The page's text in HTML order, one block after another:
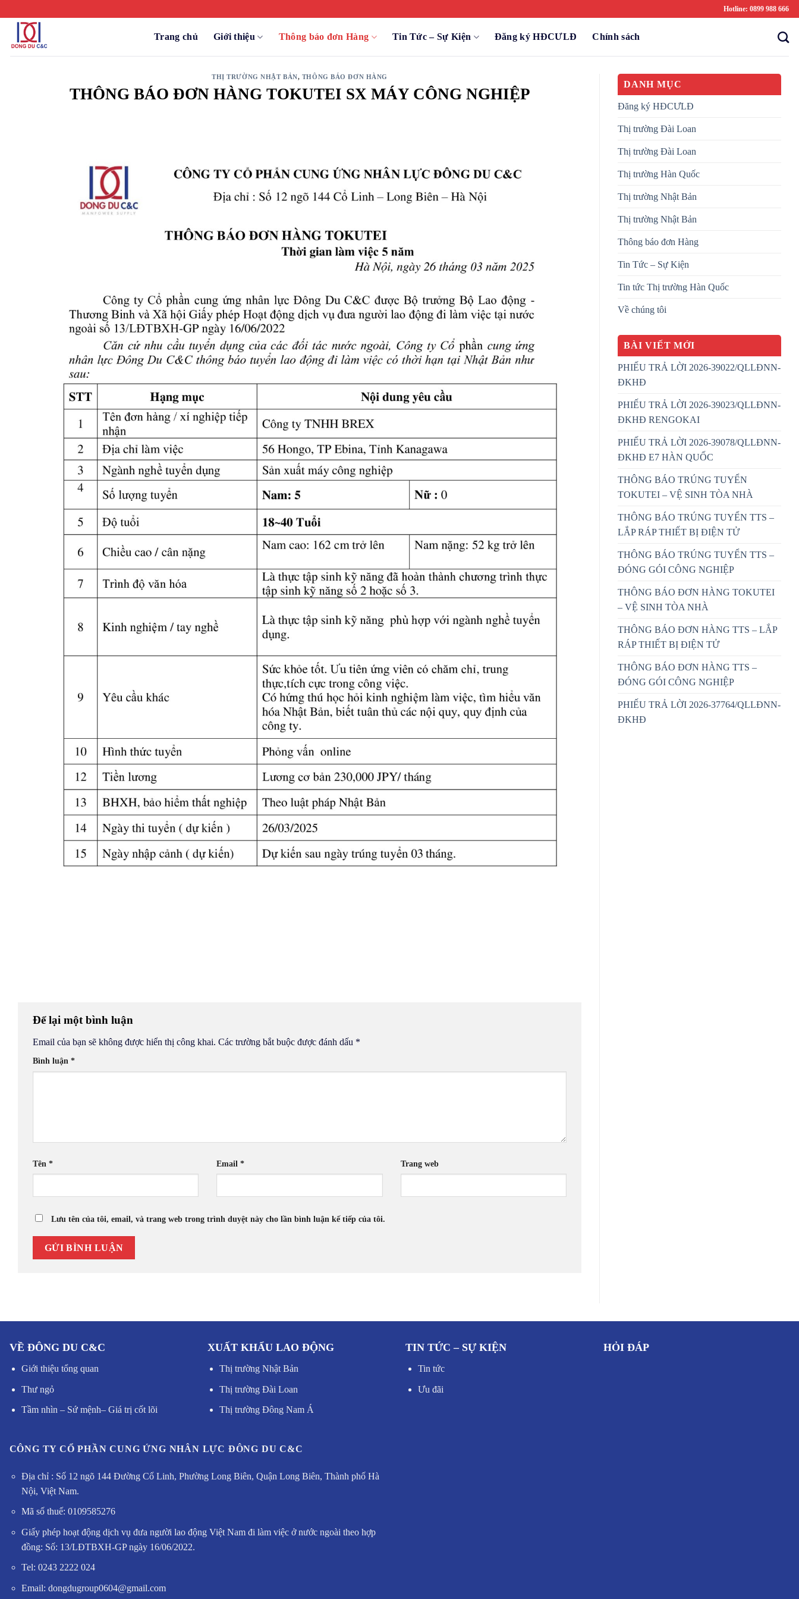
dung
Hotline: 0899 988 666
Trang chủ Giới thiệu Thông báo đơn Hàng Tin Tức – Sự Kiện Đăng ký HĐCƯLĐ Chính sách
THỊ TRƯỜNG NHẬT BẢN, THÔNG BÁO ĐƠN HÀNG
THÔNG BÁO ĐƠN HÀNG TOKUTEI SX MÁY CÔNG NGHIỆP
Để lại một bình luận
Email của bạn sẽ không được hiển thị công khai. Các trường bắt buộc được đánh dấu *
Bình luận *
Tên * Email* Trang web
Lưu tên của tôi, email, và trang web trong trình duyệt này cho lần bình luận kế tiếp của tôi.
DANH MỤC
Đăng ký HĐCƯLĐ
Thị trường Đài Loan
Thị trường Đài Loan
Thị trường Hàn Quốc
Thị trường Nhật Bản
Thị trường Nhật Bản
Thông báo đơn Hàng
Tin Tức – Sự Kiện
Tin tức Thị trường Hàn Quốc
Về chúng tôi
BÀI VIẾT MỚI
PHIẾU TRẢ LỜI 2026-39022/QLLĐNN-
ĐKHĐ
PHIẾU TRẢ LỜI 2026-39023/QLLĐNN-
ĐKHĐ RENGOKAI
PHIẾU TRẢ LỜI 2026-39078/QLLĐNN-
ĐKHĐ E7 HÀN QUỐC
THÔNG BÁO TRÚNG TUYỂN
TOKUTEI – VỆ SINH TÒA NHÀ
THÔNG BÁO TRÚNG TUYỂN TTS –
LẮP RÁP THIẾT BỊ ĐIỆN TỬ
THÔNG BÁO TRÚNG TUYỂN TTS –
ĐÓNG GÓI CÔNG NGHIỆP
THÔNG BÁO ĐƠN HÀNG TOKUTEI
– VỆ SINH TÒA NHÀ
THÔNG BÁO ĐƠN HÀNG TTS – LẮP
RÁP THIẾT BỊ ĐIỆN TỬ
THÔNG BÁO ĐƠN HÀNG TTS –
ĐÓNG GÓI CÔNG NGHIỆP
PHIẾU TRẢ LỜI 2026-37764/QLLĐNN-
ĐKHĐ
VỀ ĐÔNG DU C&C
Giới thiệu tổng quan
Thư ngỏ
Tầm nhìn – Sứ mệnh– Giá trị cốt lõi
XUẤT KHẨU LAO ĐỘNG
Thị trường Nhật Bản
Thị trường Đài Loan
Thị trường Đông Nam Á
TIN TỨC – SỰ KIỆN
Tin tức
Ưu đãi
HỎI ĐÁP
CÔNG TY CỔ PHẦN CUNG ỨNG NHÂN LỰC ĐÔNG DU C&C
Địa chỉ : Số 12 ngõ 144 Đường Cổ Linh, Phường Long Biên, Quận Long Biên, Thành phố Hà
Nội, Việt Nam.
Mã số thuế: 0109585276
Giấy phép hoạt động dịch vụ đưa người lao động Việt Nam đi làm việc ở nước ngoài theo hợp
đồng: Số: 13/LĐTBXH-GP ngày 16/06/2022.
Tel: 0243 2222 024
Email: dongdugroup0604@gmail.com